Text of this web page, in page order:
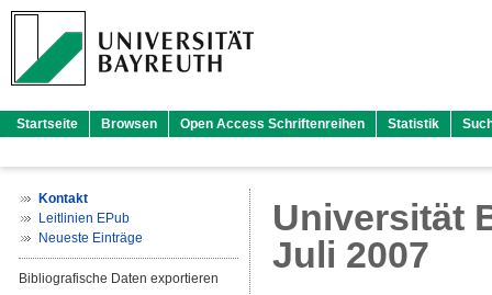
Startseite Browsen Open Access Schriftenreihen Statistik
Kontakt
Leitlinien EPub
Neueste Einträge
Bibliografische Daten exportieren
Universität
Juli 2007